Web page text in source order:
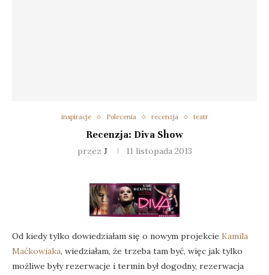
inspiracje Polecenia recenzja teatr
Recenzja: Diva Show
przez J 11 listopada 2013
Od kiedy tylko dowiedziałam się o nowym projekcie Kamila
Maćkowiaka, wiedziałam, że trzeba tam być, więc jak tylko
możliwe były rezerwacje i termin był dogodny, rezerwacja